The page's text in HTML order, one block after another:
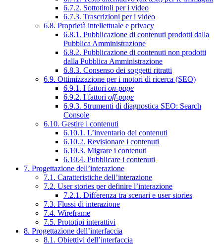
6.7.2. Sottotitoli per i video
6.7.3. Trascrizioni per i video
6.8. Proprietà intellettuale e privacy
6.8.1. Pubblicazione di contenuti prodotti dalla
Pubblica Amministrazione
6.8.2. Pubblicazione di contenuti non prodotti
dalla Pubblica Amministrazione
6.8.3. Consenso dei soggetti ritratti
6.9. Ottimizzazione per i motori di ricerca (SEO)
6.9.1. I fattori on-page
6.9.2. I fattori off-page
6.9.3. Strumenti di diagnostica SEO: Search
Console
6.10. Gestire i contenuti
6.10.1. L’inventario dei contenuti
6.10.2. Revisionare i contenuti
6.10.3. Migrare i contenuti
6.10.4. Pubblicare i contenuti
7. Progettazione dell’interazione
7.1. Caratteristiche dell’interazione
7.2. User stories per definire l’interazione
7.2.1. Differenza tra scenari e user stories
7.3. Flussi di interazione
7.4. Wireframe
7.5. Prototipi interattivi
8. Progettazione dell’interfaccia
8.1. Obiettivi dell’interfaccia